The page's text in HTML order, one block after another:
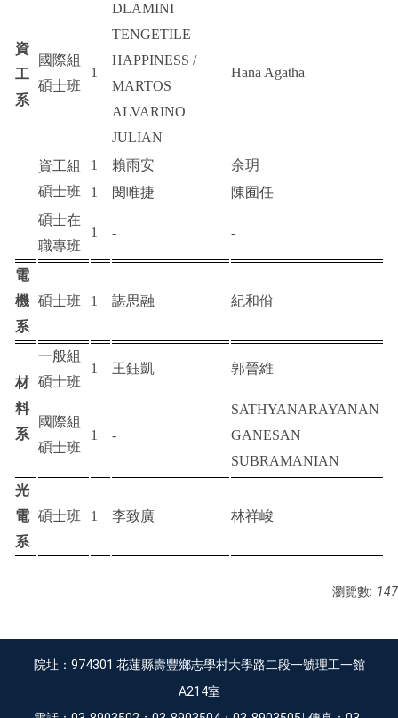
資
工
系
國際組
碩士班
1
DLAMINI
TENGETILE
HAPPINESS /
MARTOS
ALVARINO
JULIAN
Hana Agatha
資工組
碩士班
1 賴雨安
余玥
1
閔唯捷
陳囿任
碩士在
職專班
1 - -
電
機
系
碩士班 1 諶思融 紀和佾
材
料
系
一般組
碩士班
1 王鈺凱 郭晉維
國際組
碩士班
1 -
SATHYANARAYANAN
GANESAN
SUBRAMANIAN
光
電
系
碩士班 1 李致廣 林祥峻
瀏覽數: 147
院址：974301 花蓮縣壽豐鄉志學村大學路二段一號理工一館
A214室